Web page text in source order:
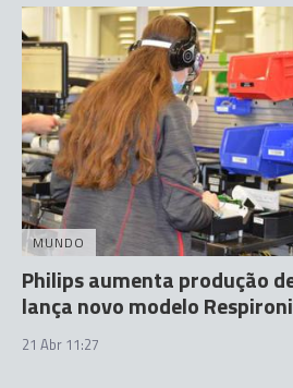
MUNDO
Philips aumenta produção
lança novo modelo
21 Abr 11:27